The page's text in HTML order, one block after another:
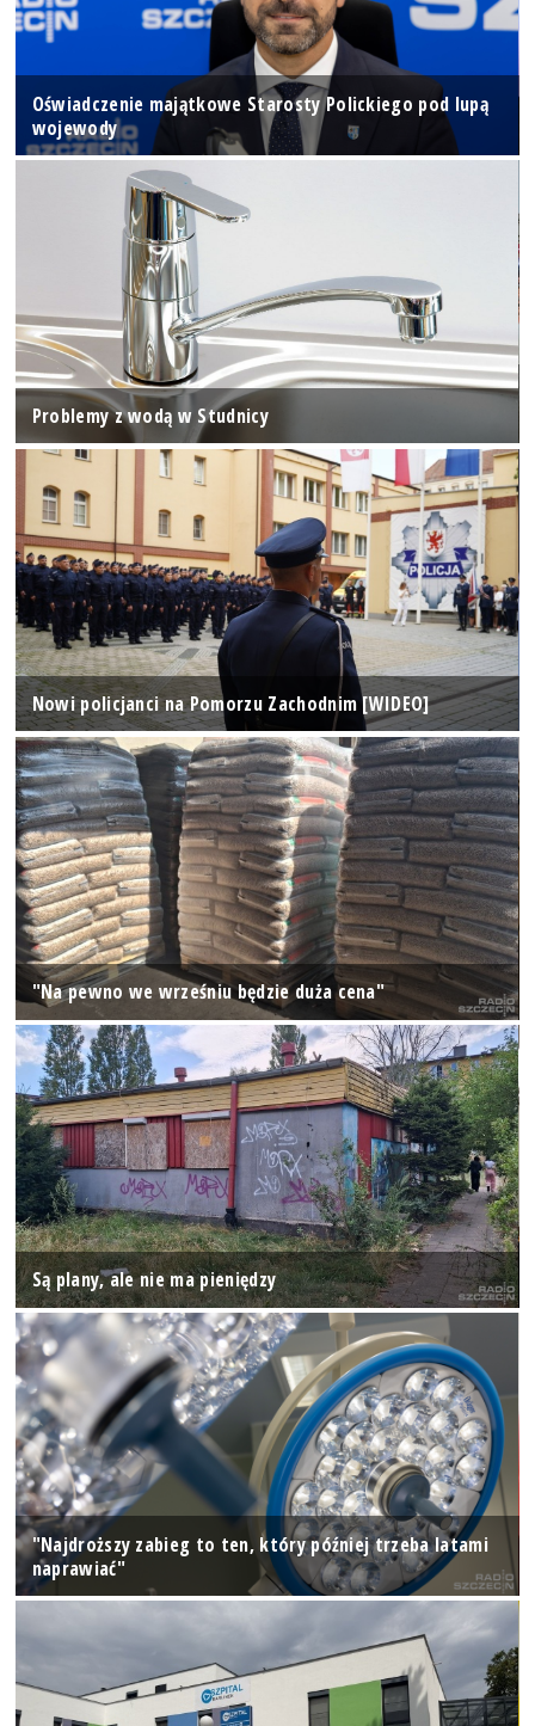
Oświadczenie majątkowe Starosty Polickiego pod lupą
wojewody
Problemy z wodą w Studnicy
Nowi policjanci na Pomorzu Zachodnim [WIDEO]
"Na pewno we wrześniu będzie duża cena"
Są plany, ale nie ma pieniędzy
"Najdroższy zabieg to ten, który później trzeba latami
naprawiać"